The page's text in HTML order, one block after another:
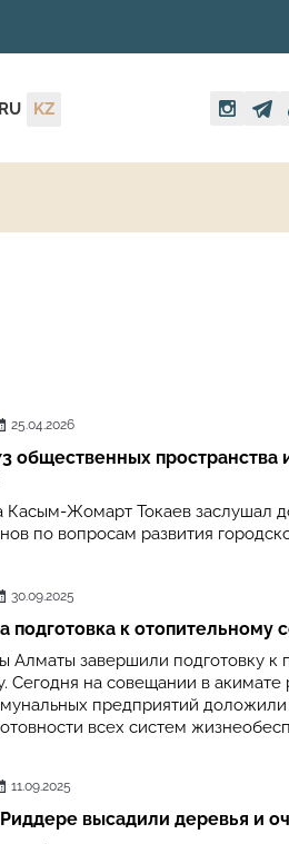
RU KZ
25.04.2026
общественных пространства
Касым-Жомарт Токаев заслушал
по вопросам развития
30.09.2025
к отопительному
Алматы завершили подготовку к
Сегодня на совещании в акимате
предприятий
всех систем
11.09.2025
Риддере высадили деревья и